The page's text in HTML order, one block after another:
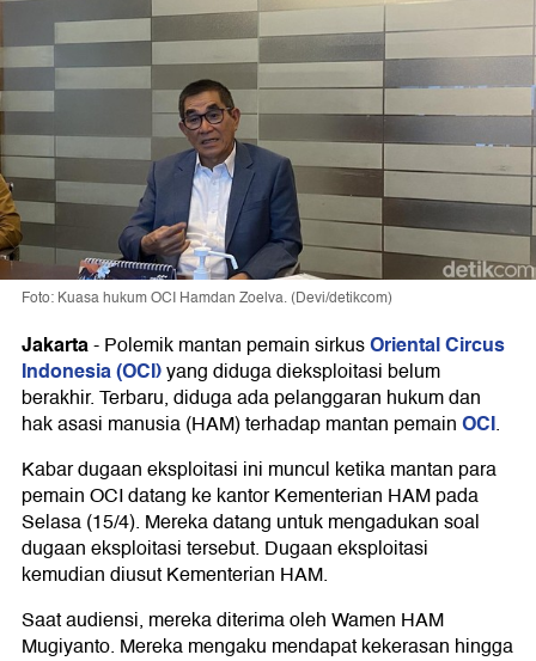
Foto: Kuasa hukum OCI Hamdan Zoelva. (Devi/detikcom)
Jakarta-Polemik mantan pemain sirkusOriental Circus
Indonesia (OCI)yang diduga dieksploitasi belum
berakhir. Terbaru, diduga ada pelanggaran hukum dan
hak asasi manusia (HAM) terhadap mantan pemainOCI.
Kabar dugaan eksploitasi ini muncul ketika mantan para
pemain OCI datang ke kantor Kementerian HAM pada
Selasa (15/4). Mereka datang untuk mengadukan soal
dugaan eksploitasi tersebut. Dugaan eksploitasi
kemudian diusut Kementerian HAM.
Saat audiensi, mereka diterima oleh Wamen HAM
Mugiyanto. Mereka mengaku mendapat kekerasan hingga